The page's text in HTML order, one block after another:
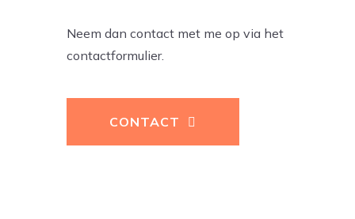
Neem dan contact met me op via het
contactformulier.
CONTACT